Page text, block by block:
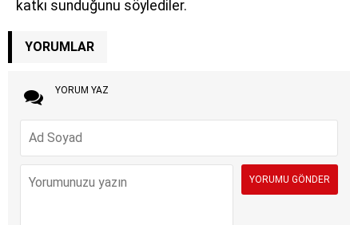
katkı sunduğunu söylediler.
YORUMLAR
YORUM YAZ